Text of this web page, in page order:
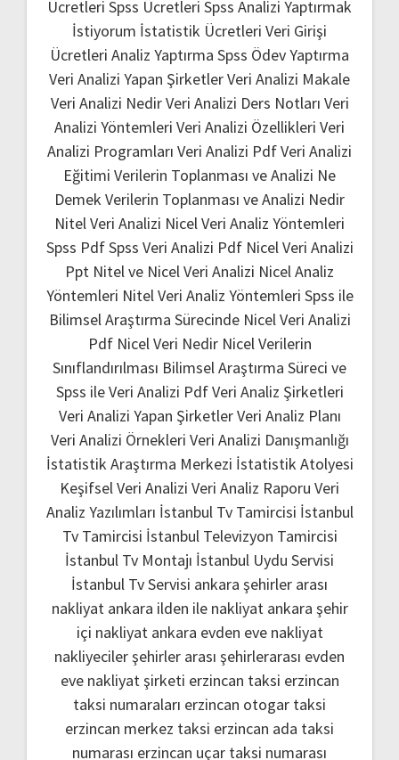
Ücretleri Spss Ücretleri Spss Analizi Yaptırmak
İstiyorum İstatistik Ücretleri Veri Girişi
Ücretleri Analiz Yaptırma Spss Ödev Yaptırma
Veri Analizi Yapan ŞirketlerVeri Analizi Makale
Veri Analizi NedirVeri Analizi Ders Notları Veri
Analizi Yöntemleri Veri Analizi Özellikleri Veri
Analizi Programları Veri Analizi PdfVeri Analizi
Eğitimi Verilerin Toplanması ve Analizi Ne
Demek Verilerin Toplanması ve Analizi Nedir
Nitel Veri Analizi Nicel Veri Analiz Yöntemleri
Spss PdfSpss Veri Analizi Pdf Nicel Veri Analizi
Ppt Nitel ve Nicel Veri Analizi Nicel Analiz
Yöntemleri Nitel Veri Analiz Yöntemleri Spss ile
Bilimsel Araştırma Sürecinde Nicel Veri Analizi
Pdf Nicel Veri Nedir Nicel Verilerin
Sınıflandırılması Bilimsel Araştırma Süreci ve
Spss ile Veri Analizi PdfVeri Analiz Şirketleri
Veri Analizi Yapan ŞirketlerVeri Analiz Planı
Veri Analizi Örnekleri Veri Analizi Danışmanlığı
İstatistik Araştırma Merkezi İstatistik Atolyesi
Keşifsel Veri Analizi Veri Analiz Raporu Veri
Analiz Yazılımları İstanbul Tv Tamircisi İstanbul
Tv Tamircisi İstanbul Televizyon Tamircisi
İstanbul Tv Montajı İstanbul Uydu Servisi
İstanbul Tv Servisi ankara şehirler arası
nakliyat ankara ilden ile nakliyat ankara şehir
içi nakliyat ankara evden eve nakliyat
nakliyeciler şehirler arası şehirlerarası evden
eve nakliyat şirketi erzincan taksi erzincan
taksi numaraları erzincan otogar taksi
erzincan merkez taksi erzincan ada taksi
numarası erzincan uçar taksi numarası